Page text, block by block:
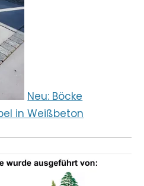
Neu: Böcke
in Weißbeton